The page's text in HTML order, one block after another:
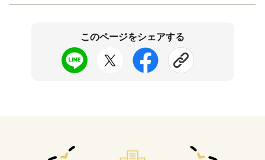
このページをシェアする